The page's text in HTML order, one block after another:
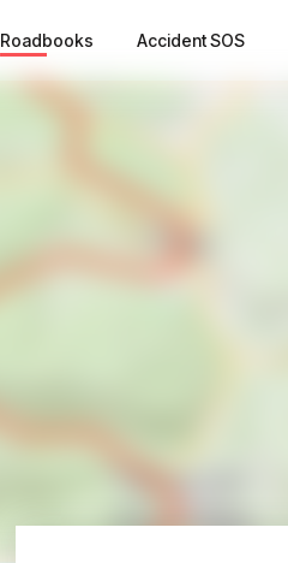
Roadbooks Accident SOS